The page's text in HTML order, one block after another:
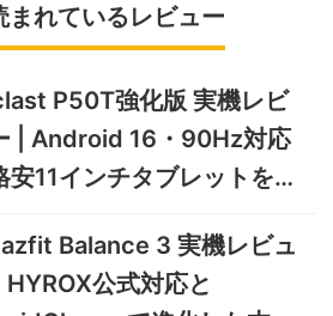
Arch Pro 200W
やすい200Wソー
37,601
11/8まで
A9 MAX 2026 実
| Ryzen AI 9 HX
243,900円
5%オフ
231,705
A1 NXTPAPER 実
92,980円
まれているレビュー
P50T強化版 実機レビ
| Android 16・90Hz対応
安11インチタブレットを検
Balance 3 実機レビュ
HYROX公式対応と